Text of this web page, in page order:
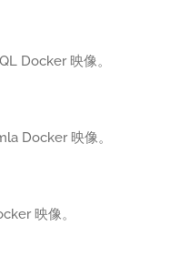
Docker 映像。
Docker 映像。
映像。